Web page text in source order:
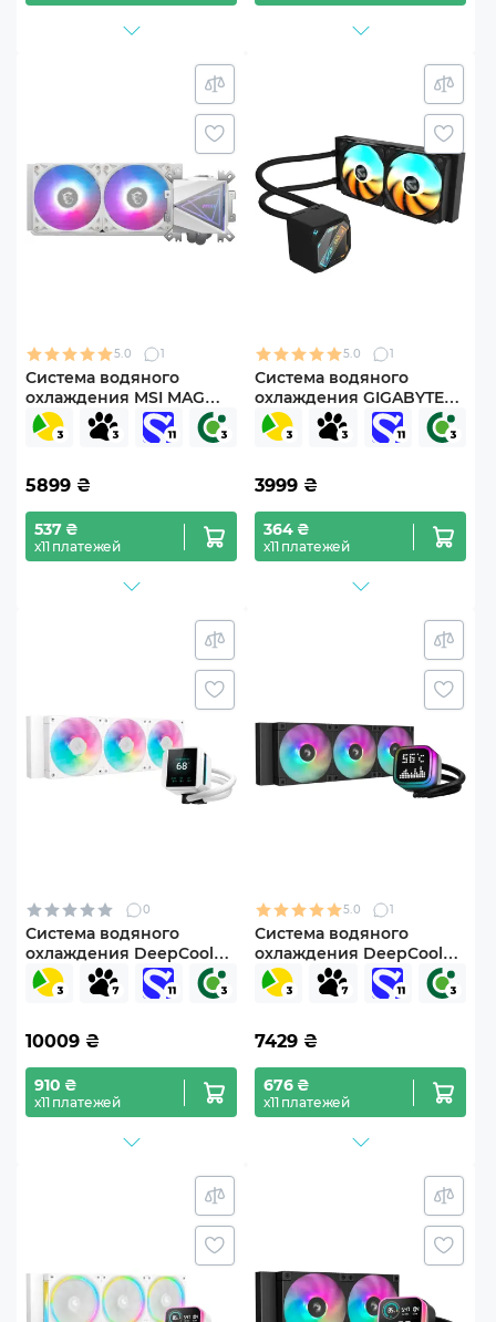
5.0 1
Система водяного
охлаждения MSI MAG
CORELIQUID I240 WHITE
5899 ₴
537 ₴
х11 платежей
5.0 1
Система водяного
охлаждения GIGABYTE
GP-GIGABYTE GME 240
3999 ₴
364 ₴
х11 платежей
0
Система водяного
охлаждения DeepCool
Mystique 360 ARGB
White (R-LX360-
10009 ₴
910 ₴
х11 платежей
5.0 1
Система водяного
охлаждения DeepCool
LP360 ARGB Black (R-
LP360-BKMSNC-G-1)
7429 ₴
676 ₴
х11 платежей